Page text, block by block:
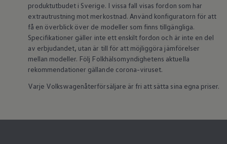
produktutbudet i Sverige. I vissa fall visas fordon som har
extrautrustning mot merkostnad. Använd konfiguratorn för att
få en överblick över de modeller som finns tillgängliga.
Specifikationer gäller inte ett enskilt fordon och är inte en del
av erbjudandet, utan är till för att möjliggöra jämförelser
mellan modeller. Följ Folkhälsomyndighetens aktuella
rekommendationer gällande corona-viruset.
Varje Volkswagenåterförsäljare är fri att sätta sina egna priser.